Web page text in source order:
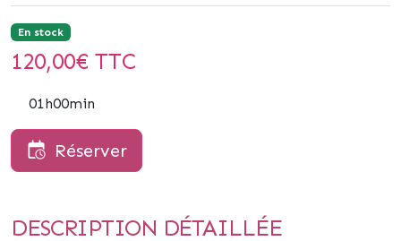
En stock
120,00€ TTC
01h00min
Réserver
DESCRIPTION DÉTAILLÉE